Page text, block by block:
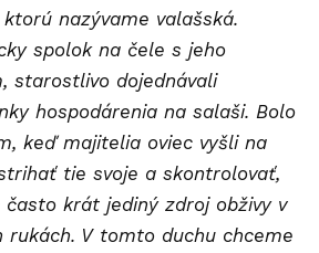
nazývame valašská.
spolok na čele s jeho
starostlivo dojednávali
hospodárenia na salaši. Bolo
keď majitelia oviec vyšli na
tie svoje a skontrolovať,
často krát jediný zdroj obživy v
rukách. V tomto duchu chceme